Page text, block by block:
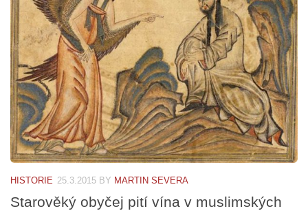
HISTORIE 25.3.2015 BY MARTIN SEVERA
Starověký obyčej pití vína v muslimských